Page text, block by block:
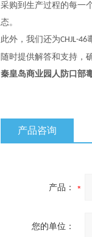
采购到生产过程的每一
态。
此外，我们还为CHJL-46
随时提供解答和支持，
秦皇岛商业园人防 口部
产品咨询
产品：
您的单位：